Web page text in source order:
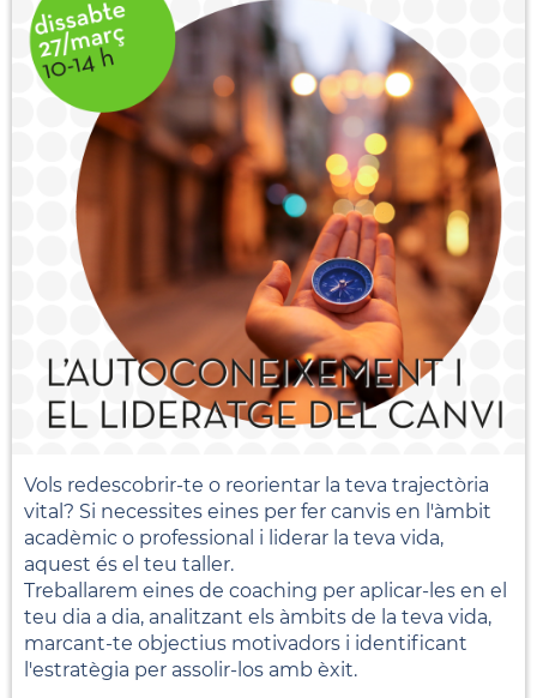
Vols redescobrir-te o reorientar la teva trajectòria
vital? Si necessites eines per fer canvis en l'àmbit
acadèmic o professional i liderar la teva vida,
aquest és el teu taller.
Treballarem eines de coaching per aplicar-les en el
teu dia a dia, analitzant els àmbits de la teva vida,
marcant-te objectius motivadors i identificant
l'estratègia per assolir-los amb èxit.